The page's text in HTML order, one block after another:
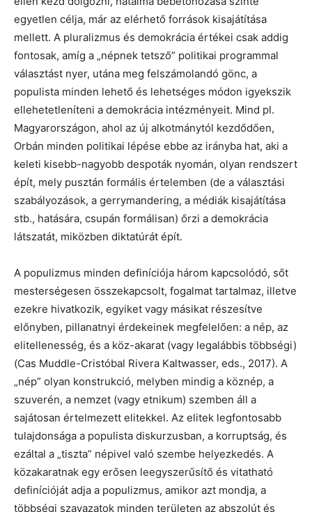
egyetlen célja, már az elérhető források kisajátítása
mellett. A pluralizmus és demokrácia értékei csak addig
fontosak, amíg a „népnek tetsző” politikai programmal
választást nyer, utána meg felszámolandó gönc, a
populista minden lehető és lehetséges módon igyekszik
ellehetetleníteni a demokrácia intézményeit. Mind pl.
Magyarországon, ahol az új alkotmánytól kezdődően,
Orbán minden politikai lépése ebbe az irányba hat, aki a
keleti kisebb-nagyobb despoták nyomán, olyan rendszert
épít, mely pusztán formális értelemben (de a választási
szabályozások, a gerrymandering, a médiák kisajátítása
stb., hatására, csupán formálisan) őrzi a demokrácia
látszatát, miközben diktatúrát épít.
A populizmus minden definíciója három kapcsolódó, sőt
mesterségesen összekapcsolt, fogalmat tartalmaz, illetve
ezekre hivatkozik, egyiket vagy másikat részesítve
előnyben, pillanatnyi érdekeinek megfelelően: a nép, az
elitellenesség, és a köz-akarat (vagy legalábbis többségi)
(Cas Muddle-Cristóbal Rivera Kaltwasser, eds., 2017). A
„nép” olyan konstrukció, melyben mindig a köznép, a
szuverén, a nemzet (vagy etnikum) szemben áll a
sajátosan értelmezett elitekkel. Az elitek legfontosabb
tulajdonsága a populista diskurzusban, a korruptság, és
ezáltal a „tiszta” népivel való szembe helyezkedés. A
közakaratnak egy erősen leegyszerűsítő és vitatható
definícióját adja a populizmus, amikor azt mondja, a
többségi szavazatok minden területen az abszolút és